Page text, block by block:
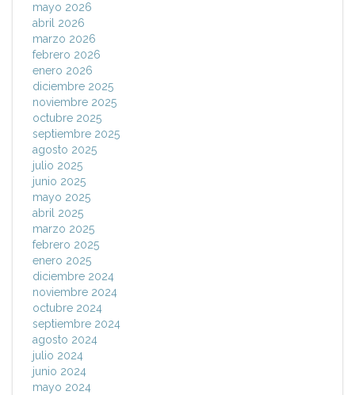
mayo 2026
abril 2026
marzo 2026
febrero 2026
enero 2026
diciembre 2025
noviembre 2025
octubre 2025
septiembre 2025
agosto 2025
julio 2025
junio 2025
mayo 2025
abril 2025
marzo 2025
febrero 2025
enero 2025
diciembre 2024
noviembre 2024
octubre 2024
septiembre 2024
agosto 2024
julio 2024
junio 2024
mayo 2024